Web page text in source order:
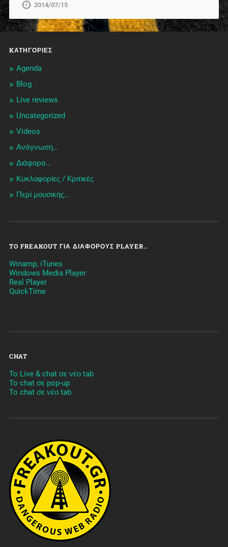
2014/07/15
KΑΤΗΓΟΡΊΕΣ
Agenda
Blog
Live reviews
Uncategorized
Videos
Ανάγνωση…
Διάφορα…
Κυκλοφορίες / Kριτικές
Περί μουσικής…
TO FREAKOUT ΓΙΑ ΔΙΆΦΟΡΟΥΣ PLAYER..
Winamp, iTunes
Windows Media Player
Real Player
QuickTime
CHAT
To Live & chat σε νέο tab
To chat σε pop-up
To chat σε νέο tab